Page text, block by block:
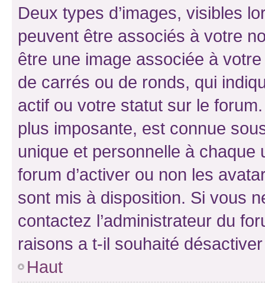
Deux types d’images, visibles
peuvent être associés à votre
être une image associée à
de carrés ou de ronds, qui
actif ou votre statut sur le
plus imposante, est connue
unique et personnelle à chaque
forum d’activer ou non les
sont mis à disposition. Si vous
contactez l’administrateur du
raisons a t-il souhaité
Haut